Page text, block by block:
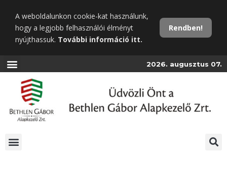
tartalomra
A weboldalunkon cookie-kat használunk,
hogy a legjobb felhasználói élményt
nyújthassuk. További információ itt.
Rendben!
2026. augusztus 07.